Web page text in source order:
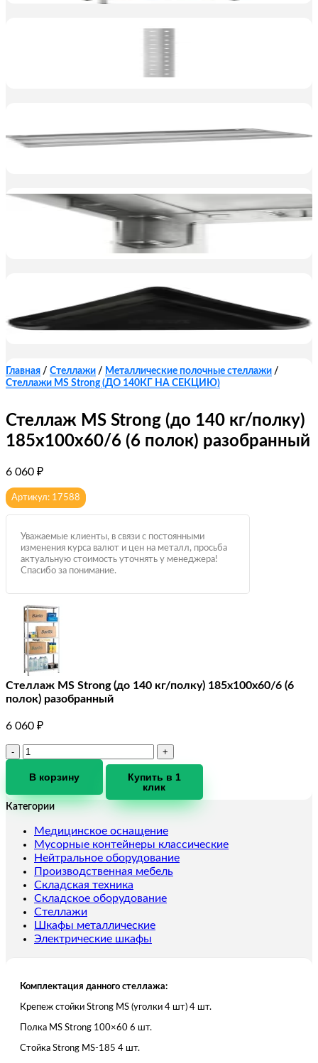
Главная / Стеллажи / Металлические полочные стеллажи /
Стеллажи MS Strong (ДО 140КГ НА СЕКЦИЮ)
Стеллаж MS Strong (до 140 кг/полку)
185х100х60/6 (6 полок) разобранный
6 060 ₽
Артикул: 17588
Уважаемые клиенты, в связи с постоянными
изменения курса валют и цен на металл, просьба
актуальную стоимость уточнять у менеджера!
Спасибо за понимание.
Стеллаж MS Strong (до 140 кг/полку) 185х100х60/6 (6
полок) разобранный
6 060 ₽
Количество
Стеллаж
Strong
140
кг/
полку)
185х100х60/6
(6
полок)
разобранный
В корзину
Купить в 1
клик
Категории
Медицинское оснащение
Мусорные контейнеры классические
Нейтральное оборудование
Производственная мебель
Складская техника
Складское оборудование
Стеллажи
Шкафы металлические
Электрические шкафы
Комплектация данного стеллажа:
Крепеж стойки Strong MS (уголки 4 шт) 4 шт.
Полка MS Strong 100×60 6 шт.
Стойка Strong MS-185 4 шт.